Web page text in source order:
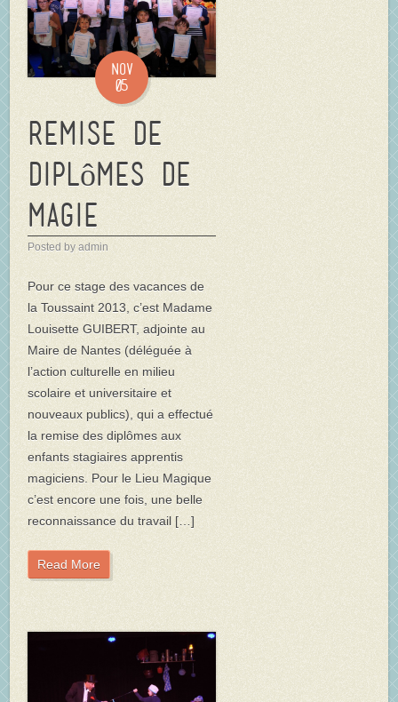
Nov
05
Remise de
diplômes de
magie
Posted by admin
Pour ce stage des vacances de
la Toussaint 2013, c’est Madame
Louisette GUIBERT, adjointe au
Maire de Nantes (déléguée à
l’action culturelle en milieu
scolaire et universitaire et
nouveaux publics), qui a effectué
la remise des diplômes aux
enfants stagiaires apprentis
magiciens. Pour le Lieu Magique
c’est encore une fois, une belle
reconnaissance du travail […]
Read More